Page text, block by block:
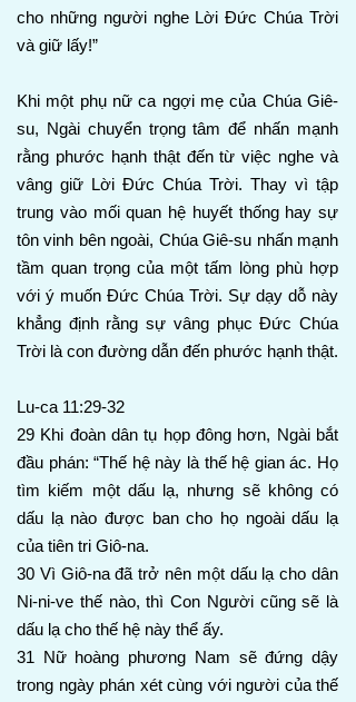
cho những người nghe Lời Đức Chúa Trời
và giữ lấy!”
Khi một phụ nữ ca ngợi mẹ của Chúa Giê-
su, Ngài chuyển trọng tâm để nhấn mạnh
rằng phước hạnh thật đến từ việc nghe và
vâng giữ Lời Đức Chúa Trời. Thay vì tập
trung vào mối quan hệ huyết thống hay sự
tôn vinh bên ngoài, Chúa Giê-su nhấn mạnh
tầm quan trọng của một tấm lòng phù hợp
với ý muốn Đức Chúa Trời. Sự dạy dỗ này
khẳng định rằng sự vâng phục Đức Chúa
Trời là con đường dẫn đến phước hạnh thật.
Lu-ca 11:29-32
29 Khi đoàn dân tụ họp đông hơn, Ngài bắt
đầu phán: “Thế hệ này là thế hệ gian ác. Họ
tìm kiếm một dấu lạ, nhưng sẽ không có
dấu lạ nào được ban cho họ ngoài dấu lạ
của tiên tri Giô-na.
30 Vì Giô-na đã trở nên một dấu lạ cho dân
Ni-ni-ve thế nào, thì Con Người cũng sẽ là
dấu lạ cho thế hệ này thể ấy.
31 Nữ hoàng phương Nam sẽ đứng dậy
trong ngày phán xét cùng với người của thế